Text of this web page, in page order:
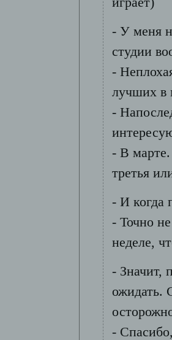
- У меня
студии
-
лучших в
-
- В
третья
- И когда
- Точно
неделе,
- Значит,
ожидать.
-